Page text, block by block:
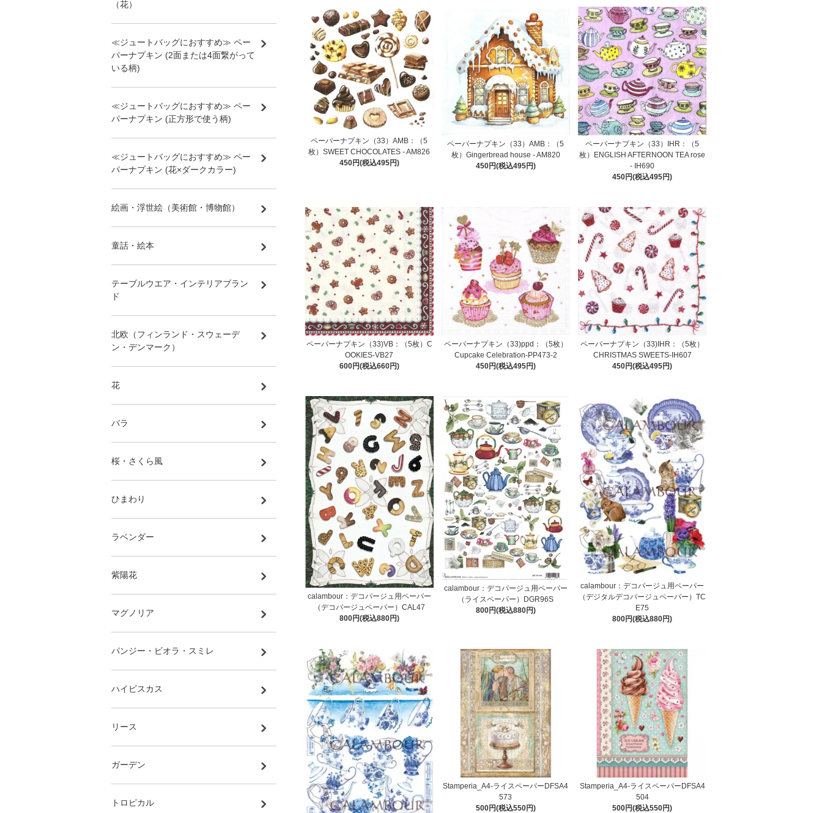
ペーパーナプキン（33）AMB：（5
枚）SWEET CHOCOLATES - AM826
450円(税込495円)
ペーパーナプキン（33）AMB：（5
枚）Gingerbread house - AM820
450円(税込495円)
ペーパーナプキン（33）IHR：（5
枚）ENGLISH AFTERNOON TEA rose
- IH690
450円(税込495円)
ペーパーナプキン（33)VB：（5枚）C
OOKIES-VB27
600円(税込660円)
ペーパーナプキン（33)ppd：（5枚）
Cupcake Celebration-PP473-2
450円(税込495円)
ペーパーナプキン（33)IHR：（5枚）
CHRISTMAS SWEETS-IH607
450円(税込495円)
calambour：デコパージュ用ペーパー
（デコパージュペーパー）CAL47
800円(税込880円)
calambour：デコパージュ用ペーパー
（ライスペーパー）DGR96S
800円(税込880円)
calambour：デコパージュ用ペーパー
（デジタルデコパージュペーパー）TC
E75
800円(税込880円)
Stamperia_A4-ライスペーパーDFSA4
573
500円(税込550円)
Stamperia_A4-ライスペーパーDFSA4
504
500円(税込550円)
（花）
≪ジュートバッグにおすすめ≫ ペー
パーナプキン (2面または4面繋がって
いる柄)
≪ジュートバッグにおすすめ≫ ペー
パーナプキン (正方形で使う柄)
≪ジュートバッグにおすすめ≫ ペー
パーナプキン (花×ダークカラー)
絵画・浮世絵（美術館・博物館）
童話・絵本
テーブルウエア・インテリアブラン
ド
北欧（フィンランド・スウェーデ
ン・デンマーク）
花
バラ
桜・さくら風
ひまわり
ラベンダー
紫陽花
マグノリア
パンジー・ビオラ・スミレ
ハイビスカス
リース
ガーデン
トロピカル